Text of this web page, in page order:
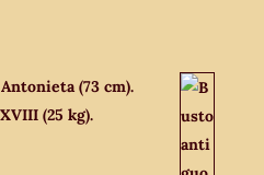
(73 cm).
(25 kg).